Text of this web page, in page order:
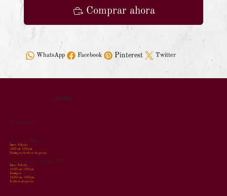
Comprar ahora
Facebook
WhatsApp Twitter
Pinterest
VERCELLI
Ubicaciones y horarios
Bogotá: Calle 134Bis # 19-91
Lunes - Sábado
9:00 a.m. - 7:00 p.m.
Domingos y festivos cita previa.
Chía: Centro Comercial Centro Chía Local 1250
Lunes - Sábado
11:00 a.m. - 7:00 p.m.
Domingos
11:00 a.m. - 3:00 p.m.
Festivos cita previa.